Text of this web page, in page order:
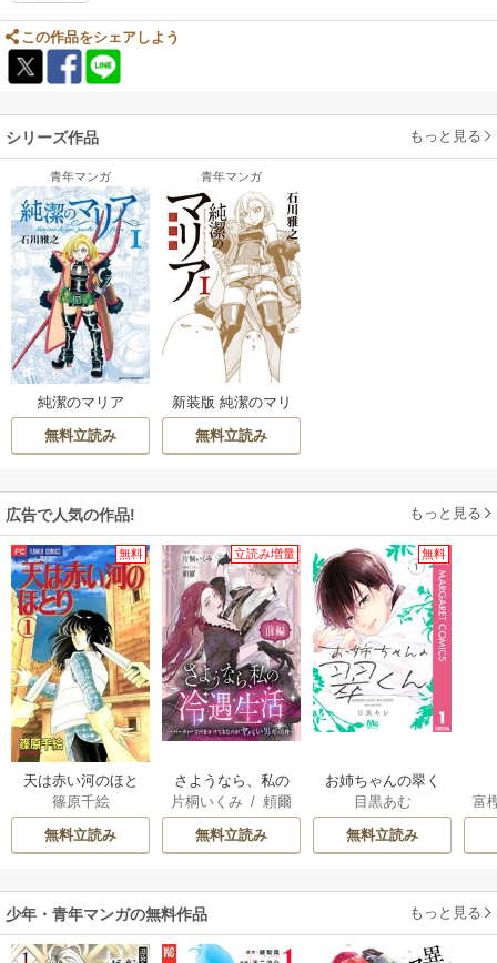
この作品をシェアしよう
シリーズ作品 もっと見る
青年マンガ
純潔のマリア
無料立読み
青年マンガ
新装版 純潔のマリ
ア
無料立読み
広告で人気の作品! もっと見る
無料
天は赤い河のほと
り
篠原千絵
無料立読み
立読み増量
さようなら、私の
冷遇生活 ～パーテ
ィーで声をかけて
きたのがヤバい男
片桐いくみ /頼爾
無料立読み
無料
お姉ちゃんの翠く
ん
目黒あむ
無料立読み
富
少年・青年マンガの無料作品 もっと見る